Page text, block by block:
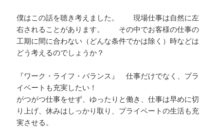
僕はこの話を聴き考えました。 現場仕事は自然に左
右されることがあります。 その中でお客様の仕事の
工期に間に合わない（どんな条件でかは除く）時などは
どう考えるのでしょうか？
『ワーク・ライフ・バランス』 仕事だけでなく、プラ
イベートも充実したい！
がつがつ仕事をせず、ゆったりと働き、仕事は早めに切
り上げ、休みはしっかり取り、プライベートの生活も充
実させる。